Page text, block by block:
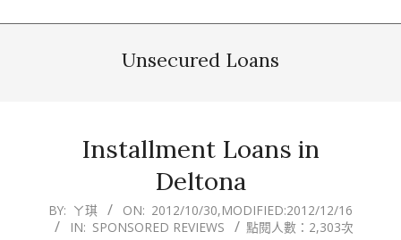
Unsecured Loans
Installment Loans in
Deltona
2012-
10-
BY: ㄚ琪 ON: 2012/10/30,MODIFIED:2012/12/16
IN: SPONSORED REVIEWS 點閱人數：2,303次